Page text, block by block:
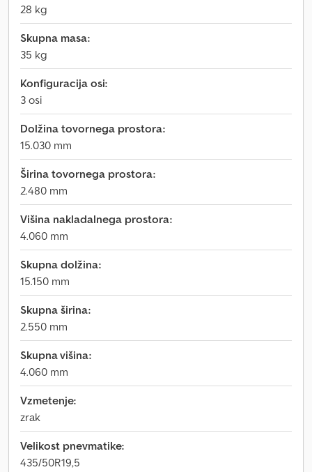
28 kg
Skupna masa:
35 kg
Konfiguracija osi:
3 osi
Dolžina tovornega prostora:
15.030 mm
Širina tovornega prostora:
2.480 mm
Višina nakladalnega prostora:
4.060 mm
Skupna dolžina:
15.150 mm
Skupna širina:
2.550 mm
Skupna višina:
4.060 mm
Vzmetenje:
zrak
Velikost pnevmatike:
435/50R19,5